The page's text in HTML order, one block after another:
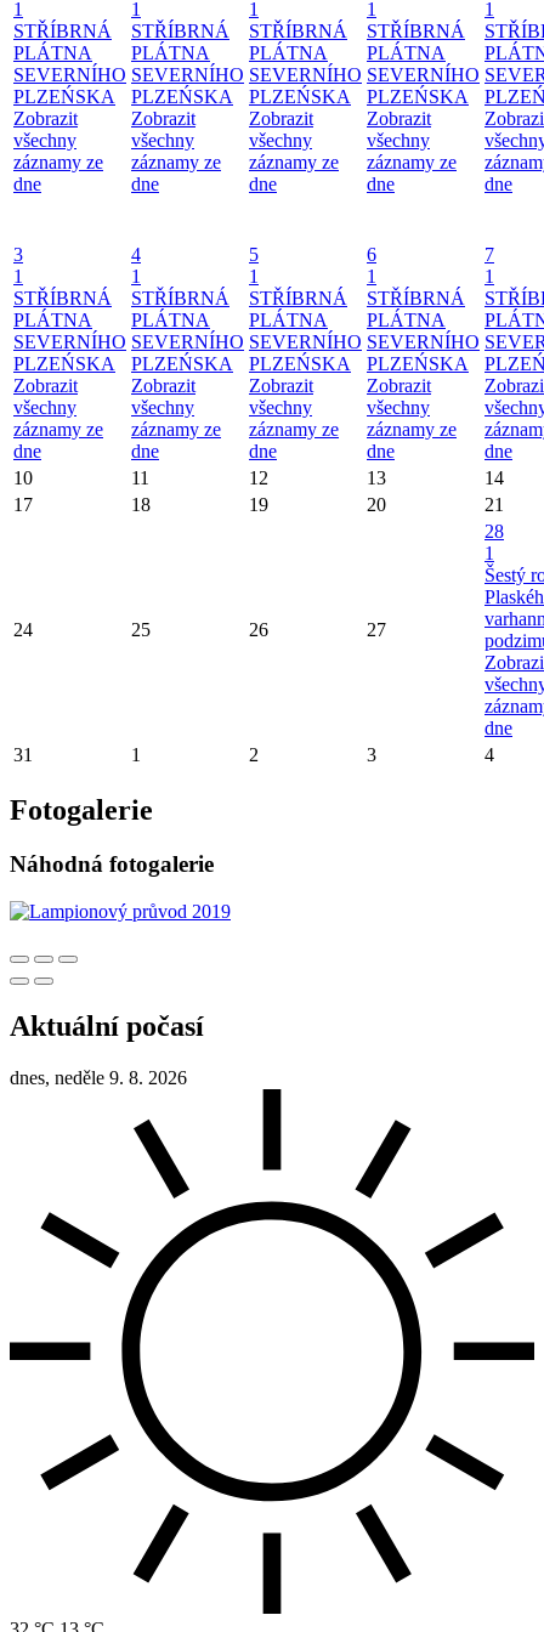
1
STŘÍBRNÁ
PLÁTNA
SEVERNÍHO
PLZEŃSKA
Zobrazit
všechny
záznamy ze
dne
1
STŘÍBRNÁ
PLÁTNA
SEVERNÍHO
PLZEŃSKA
Zobrazit
všechny
záznamy ze
dne
1
STŘÍBRNÁ
PLÁTNA
SEVERNÍHO
PLZEŃSKA
Zobrazit
všechny
záznamy ze
dne
1
STŘÍBRNÁ
PLÁTNA
SEVERNÍHO
PLZEŃSKA
Zobrazit
všechny
záznamy ze
dne
1
dne
3
1
STŘÍBRNÁ
PLÁTNA
SEVERNÍHO
PLZEŃSKA
Zobrazit
všechny
záznamy ze
dne
4
1
STŘÍBRNÁ
PLÁTNA
SEVERNÍHO
PLZEŃSKA
Zobrazit
všechny
záznamy ze
dne
5
1
STŘÍBRNÁ
PLÁTNA
SEVERNÍHO
PLZEŃSKA
Zobrazit
všechny
záznamy ze
dne
6
1
STŘÍBRNÁ
PLÁTNA
SEVERNÍHO
PLZEŃSKA
Zobrazit
všechny
záznamy ze
dne
7
1
dne
10
11 12 13
14
17
18 19 20 21
24 25 26 27
28
1
Šestý
dne
31
1 2 3 4
Fotogalerie
Náhodná fotogalerie
Aktuální počasí
dnes, neděle 9. 8. 2026